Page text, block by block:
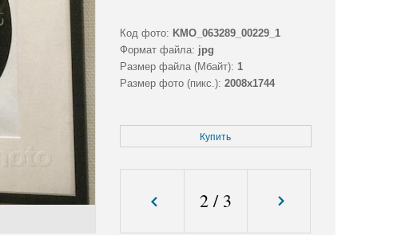
Код фото: KMO_063289_00229_1
Формат файла: jpg
Размер файла (Мбайт): 1
Размер фото (пикс.): 2008x1744
Купить
2/ 3